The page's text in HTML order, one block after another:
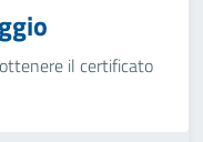
il certificato